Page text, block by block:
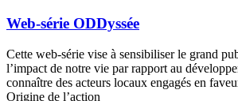
Web-série ODDyssée
Cette web-série vise à sensibiliser le grand
l’impact de notre vie par rapport au
connaître des acteurs locaux engagés en
Origine de l’action